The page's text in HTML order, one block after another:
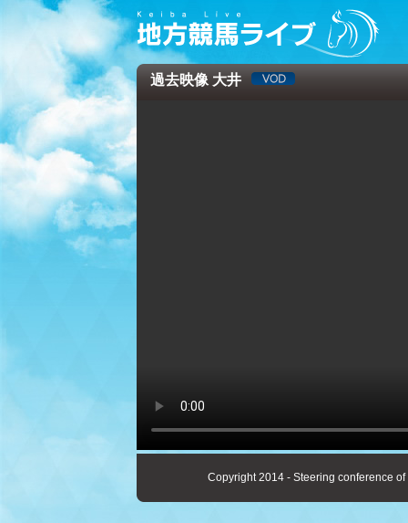
過去映像 大井
Copyright 2014 - Steering conference